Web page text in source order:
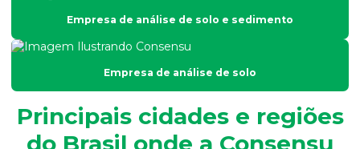
Análise granulométrica
Análise granulométrica do solo
Empresa de análise de solo e sedimento
Empresa de análise de solo
Principais cidades e regiões